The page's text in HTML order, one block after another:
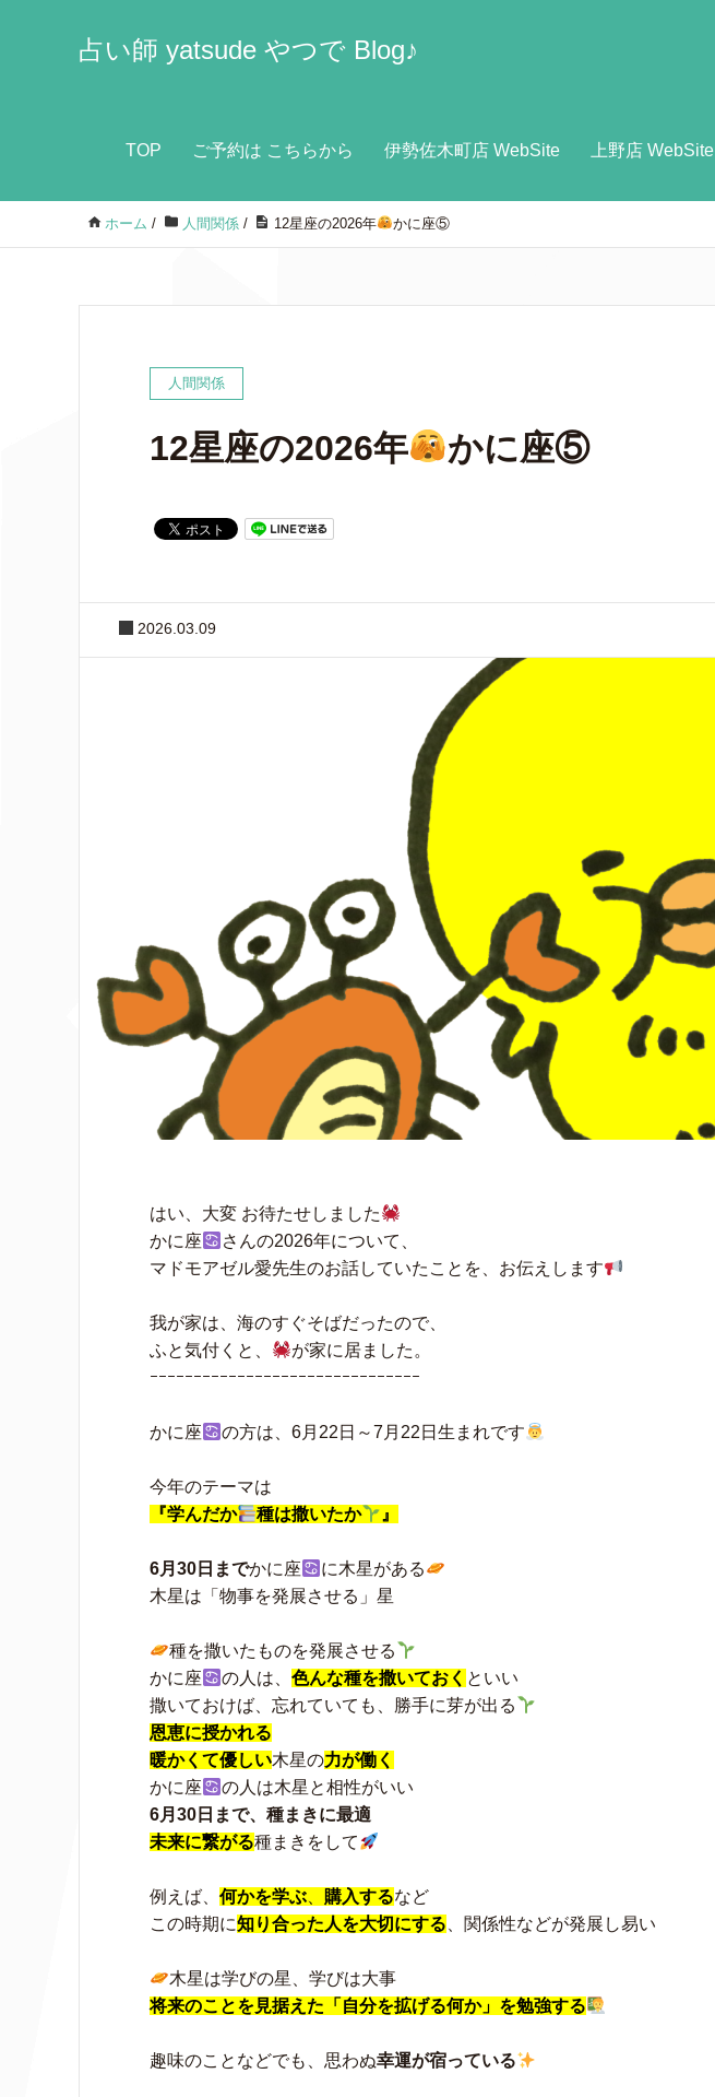
占い師 yatsude やつで Blog♪
TOP ご予約は こちらから 伊勢佐木町店 WebSite 上野店 WebSite
ホーム / 人間関係 / 12星座の2026年 かに座⑤
人間関係
12星座の2026年 かに座⑤
2026.03.09
はい、大変 お待たせしました
かに座
さんの2026年について、
マドモアゼル愛先生のお話していたことを、お伝えします
我が家は、海のすぐそばだったので、
ふと気付くと、
が家に居ました。
ｰｰｰｰｰｰｰｰｰｰｰｰｰｰｰｰｰｰｰｰｰｰｰｰｰｰｰｰｰｰｰ
かに座 の方は、6月22日～7月22日生まれです
今年のテーマは
『学んだか
種は撒いたか 』
6月30日までかに座
に木星がある
木星は「物事を発展させる」星
種を撒いたものを発展させる
かに座
の人は、色んな種を撒いておく といい
撒いておけば、忘れていても、勝手に芽が出る
恩恵に授かれる
暖かくて優しい木星の力が働く
かに座
の人は木星と相性がいい
6月30日まで、種まきに最適
未来に繋がる種まきをして
例えば、 何かを学ぶ 購入するなど
この時期に知り合った人を大切にする 、関係性などが発展し易い
木星は学びの星、学びは大事
将来のことを見据えた「自分を拡げる何か」を勉強する
趣味のことなどでも、思わぬ幸運が宿っている